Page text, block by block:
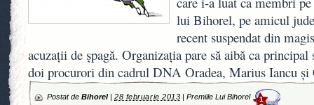
lui Bihorel, pe amicul
recent suspendat din
acuzaţii de şpagă. Organizaţia pare să aibă ca
doi procurori din cadrul DNA Oradea, Marius Iancu
Postat de Bihorel| 28 februarie 2013 |Premiile Lui Bihorel 1